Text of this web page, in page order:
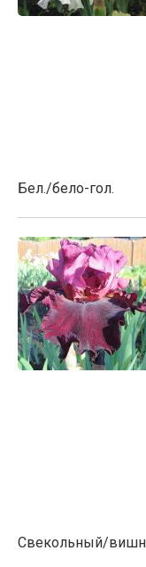
Бел./бело-гол.
Свекольный/